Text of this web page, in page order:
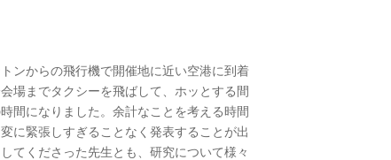
ンからの飛行機で開催地に近い空港に到着
場までタクシーを飛ばして、ホッとする間
間になりました。余計なことを考える時間
に緊張しすぎることなく発表することが出
てくださった先生とも、研究について様々